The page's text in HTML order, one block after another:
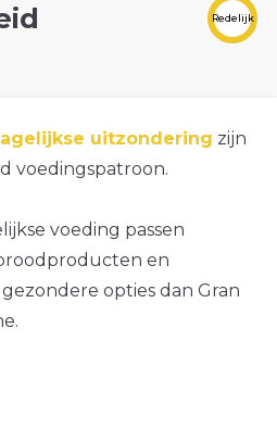
Redelijk
uitzondering zijn
voedingspatroon.
voeding passen
en
opties dan Gran